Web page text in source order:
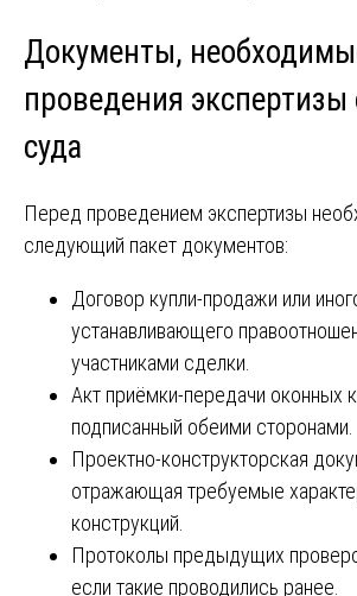
Документы,
проведения экспертизы
суда
Перед проведением экспертизы
следующий пакет документов:
Договор купли-продажи или
устанавливающего
участниками сделки.
Акт приёмки-передачи оконных
подписанный обеими сторонами.
Проектно-конструкторская
отражающая требуемые
конструкций.
Протоколы предыдущих
если такие проводились ранее.